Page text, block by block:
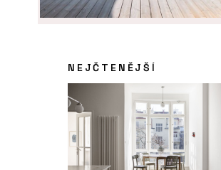
NEJČTENĚJŠÍ